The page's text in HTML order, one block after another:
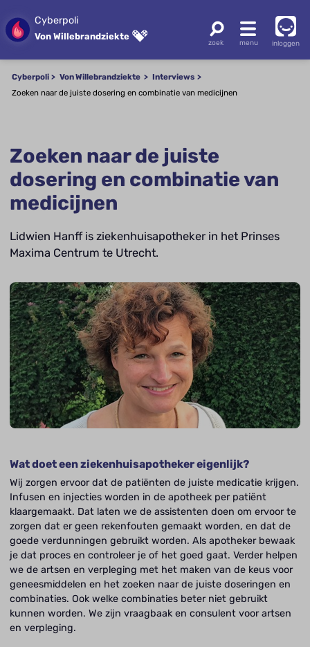
Cyberpoli
Von Willebrandziekte
inloggen
Cyberpoli Von Willebrandziekte
Interviews
Zoeken naar de juiste dosering en combinatie van medicijnen
Zoeken naar de juiste
dosering en combinatie van
medicijnen
Lidwien Hanff is ziekenhuisapotheker in het Prinses
Maxima Centrum te Utrecht.
Wat doet een ziekenhuisapotheker eigenlijk?
Wij zorgen ervoor dat de patiënten de juiste medicatie krijgen.
Infusen en injecties worden in de apotheek per patiënt
klaargemaakt. Dat laten we de assistenten doen om ervoor te
zorgen dat er geen rekenfouten gemaakt worden, en dat de
goede verdunningen gebruikt worden. Als apotheker bewaak
je dat proces en controleer je of het goed gaat. Verder helpen
we de artsen en verpleging met het maken van de keus voor
geneesmiddelen en het zoeken naar de juiste doseringen en
combinaties. Ook welke combinaties beter niet gebruikt
kunnen worden. We zijn vraagbaak en consulent voor artsen
en verpleging.